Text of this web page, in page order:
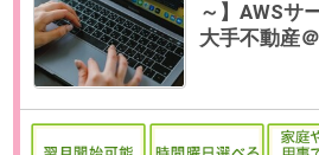
検索条件を変更する